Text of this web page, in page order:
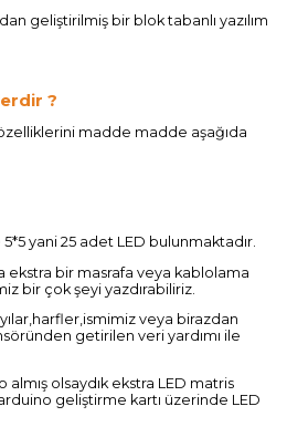
geliştirilmiş bir blok tabanlı yazılım
?
madde madde aşağıda
yani 25 adet LED bulunmaktadır.
ekstra bir masrafa veya kablolama
bir çok şeyi yazdırabiliriz.
veya birazdan
getirilen veri yardımı ile
olsaydık ekstra LED matris
geliştirme kartı üzerinde LED